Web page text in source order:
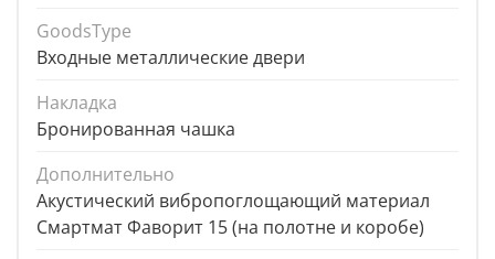
GoodsType
Входные металлические двери
Накладка
Бронированная чашка
Дополнительно
Акустический вибропоглощающий материал
Смартмат Фаворит 15 (на полотне и коробе)